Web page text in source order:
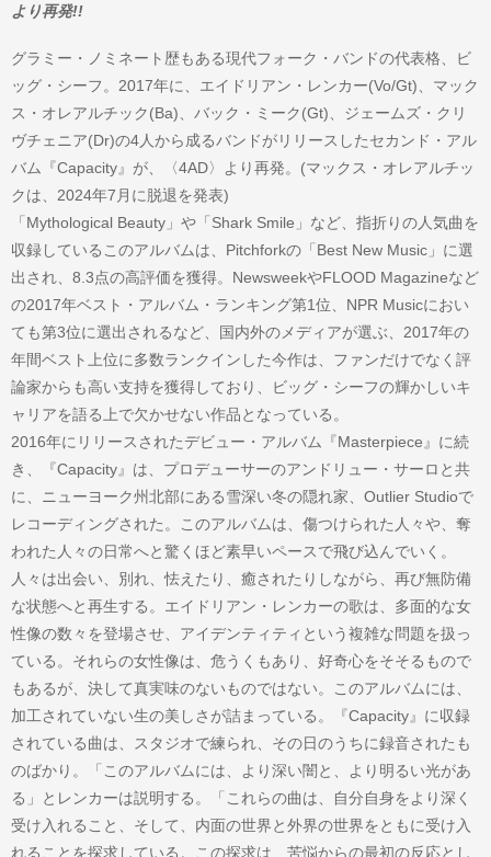
より再発!!
グラミー・ノミネート歴もある現代フォーク・バンドの代表格、ビ
ッグ・シーフ。2017年に、エイドリアン・レンカー(Vo/Gt)、マック
ス・オレアルチック(Ba)、バック・ミーク(Gt)、ジェームズ・クリ
ヴチェニア(Dr)の4人から成るバンドがリリースしたセカンド・アル
バム『Capacity』が、〈4AD〉より再発。(マックス・オレアルチッ
クは、2024年7月に脱退を発表)
「Mythological Beauty」や「Shark Smile」など、指折りの人気曲を
収録しているこのアルバムは、Pitchforkの「Best New Music」に選
出され、8.3点の高評価を獲得。NewsweekやFLOOD Magazineなど
の2017年ベスト・アルバム・ランキング第1位、NPR Musicにおい
ても第3位に選出されるなど、国内外のメディアが選ぶ、2017年の
年間ベスト上位に多数ランクインした今作は、ファンだけでなく評
論家からも高い支持を獲得しており、ビッグ・シーフの輝かしいキ
ャリアを語る上で欠かせない作品となっている。
2016年にリリースされたデビュー・アルバム『Masterpiece』に続
き、『Capacity』は、プロデューサーのアンドリュー・サーロと共
に、ニューヨーク州北部にある雪深い冬の隠れ家、Outlier Studioで
レコーディングされた。このアルバムは、傷つけられた人々や、奪
われた人々の日常へと驚くほど素早いペースで飛び込んでいく。
人々は出会い、別れ、怯えたり、癒されたりしながら、再び無防備
な状態へと再生する。エイドリアン・レンカーの歌は、多面的な女
性像の数々を登場させ、アイデンティティという複雑な問題を扱っ
ている。それらの女性像は、危うくもあり、好奇心をそそるもので
もあるが、決して真実味のないものではない。このアルバムには、
加工されていない生の美しさが詰まっている。『Capacity』に収録
されている曲は、スタジオで練られ、その日のうちに録音されたも
のばかり。「このアルバムには、より深い闇と、より明るい光があ
る」とレンカーは説明する。「これらの曲は、自分自身をより深く
受け入れること、そして、内面の世界と外界の世界をともに受け入
れることを探求している。この探求は、苦悩からの最初の反応とし